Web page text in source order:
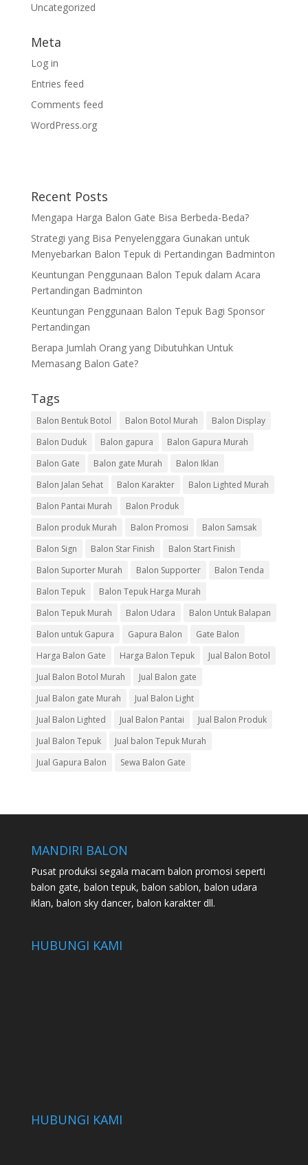
Uncategorized
Meta
Log in
Entries feed
Comments feed
WordPress.org
Recent Posts
Mengapa Harga Balon Gate Bisa Berbeda-Beda?
Strategi yang Bisa Penyelenggara Gunakan untuk
Menyebarkan Balon Tepuk di Pertandingan Badminton
Keuntungan Penggunaan Balon Tepuk dalam Acara
Pertandingan Badminton
Keuntungan Penggunaan Balon Tepuk Bagi Sponsor
Pertandingan
Berapa Jumlah Orang yang Dibutuhkan Untuk
Memasang Balon Gate?
Tags
Balon Bentuk Botol Balon Botol Murah
Balon Display
Balon Duduk
Balon gapura
Balon Gapura Murah
Balon Gate
Balon gate Murah
Balon Iklan
Balon Jalan Sehat
Balon Karakter
Balon Lighted Murah
Balon Pantai Murah
Balon Produk
Balon produk Murah
Balon Promosi
Balon Samsak
Balon Sign
Balon Star Finish
Balon Start Finish
Balon Suporter Murah
Balon Supporter
Balon Tenda
Balon Tepuk
Balon Tepuk Harga Murah
Balon Tepuk Murah
Balon Udara
Balon Untuk Balapan
Balon untuk Gapura
Gapura Balon
Gate Balon
Harga Balon Gate
Harga Balon Tepuk
Jual Balon Botol
Jual Balon Botol Murah
Jual Balon gate
Jual Balon gate Murah
Jual Balon Light
Jual Balon Lighted
Jual Balon Pantai
Jual Balon Produk
Jual Balon Tepuk
Jual balon Tepuk Murah
Jual Gapura Balon
Sewa Balon Gate
MANDIRI BALON
Pusat produksi segala macam balon promosi seperti
balon gate, balon tepuk, balon sablon, balon udara
iklan, balon sky dancer, balon karakter dll.
HUBUNGI KAMI
HUBUNGI KAMI